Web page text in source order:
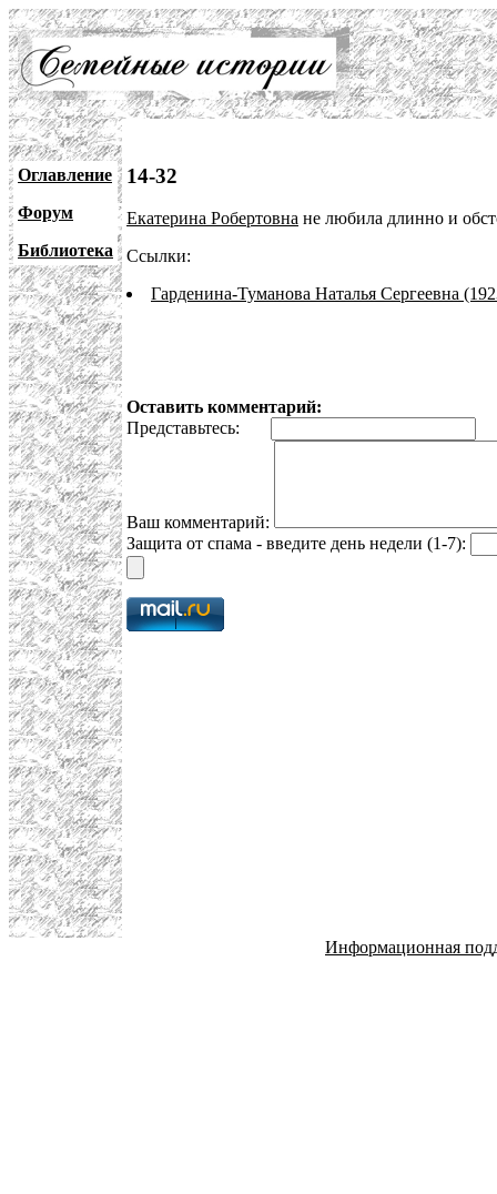
Оглавление
Форум
Библиотека
14-32
Екатерина Робертовна не любила длинно и
Ссылки:
Гарденина-Туманова Наталья Сергеевна
Оставить комментарий:
Представьтесь:
Ваш комментарий:
Защита от спама - введите день недели (1-7):
Информационная